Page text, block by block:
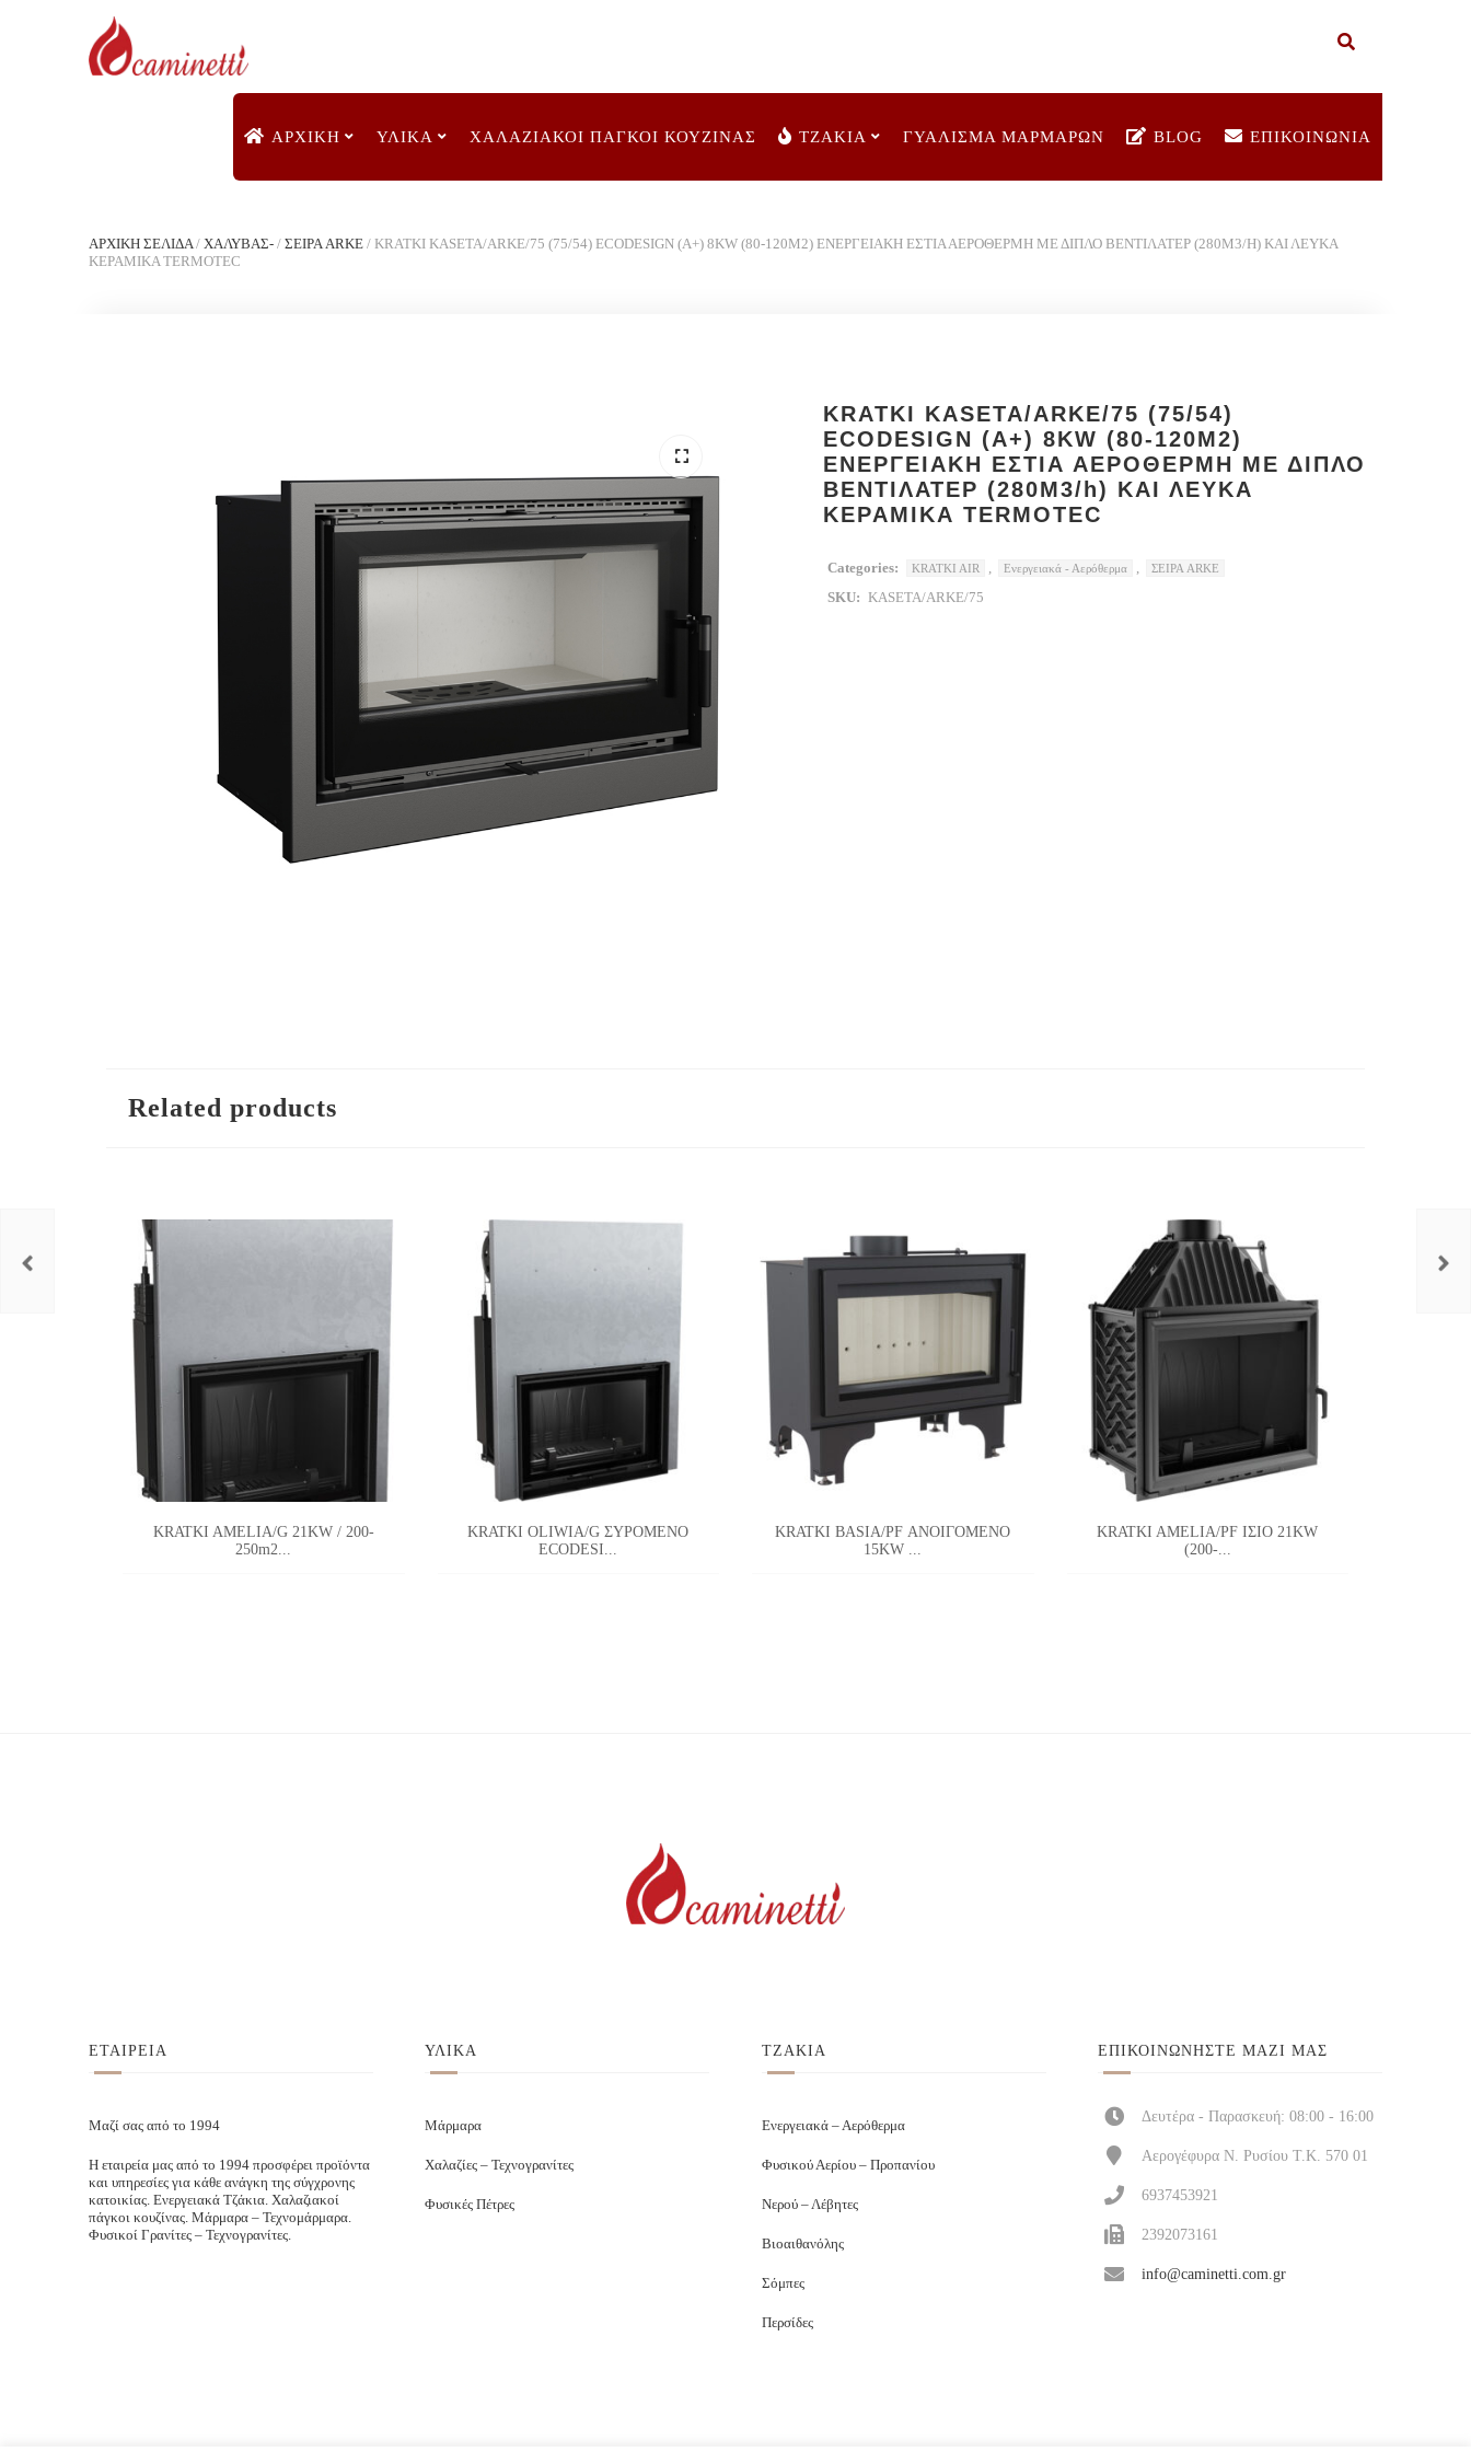
ΑΡΧΙΚΉ ΥΛΙΚΑ ΧΑΛΑΖΙΑΚΟΙ ΠΑΓΚΟΙ ΚΟΥΖΙΝΑΣ ΤΖΑΚΙΑ ΓΥΑΛΙΣΜΑ ΜΑΡΜΑΡΩΝ BLOG ΕΠΙΚΟΙΝΩΝΙΑ
ΑΡΧΙΚΉ ΣΕΛΊΔΑ / ΧΑΛΥΒΑΣ- / ΣΕΙΡΑ ARKE /KRATKI KASETA/ARKE/75 (75/54) ECODESIGN (A+) 8KW (80-120Μ2) ΕΝΕΡΓΕΙΑΚΗ ΕΣΤΙΑ ΑΕΡΟΘΕΡΜΗ ΜΕ ΔΙΠΛΟ ΒΕΝΤΙΛΑΤΕΡ (280M3/H) ΚΑΙ ΛΕΥΚΑ
ΚΕΡΑΜΙΚΑ TERMOTEC
KRATKI KASETA/ARKE/75 (75/54)
ECODESIGN (A+) 8KW (80-120Μ2)
ΕΝΕΡΓΕΙΑΚΗ ΕΣΤΙΑ ΑΕΡΟΘΕΡΜΗ ΜΕ ΔΙΠΛΟ
ΒΕΝΤΙΛΑΤΕΡ (280M3/h) ΚΑΙ ΛΕΥΚΑ
ΚΕΡΑΜΙΚΑ TERMOTEC
Categories: KRATKI AIR , Ενεργειακά - Αερόθερμα , ΣΕΙΡΑ ARKE
SKU: KASETA/ARKE/75
Related products
KRATKI AMELIA/G 21KW / 200-
250m2...
KRATKI OLIWIA/G ΣΥΡΟΜΕΝΟ
ECODESI...
KRATKI BASIA/PF ΑΝΟΙΓΟΜΕΝΟ
15KW ...
KRATKI AMELIA/PF ΙΣΙΟ 21KW
(200-...
ΕΤΑΙΡΕΙΑ
Μαζί σας από το 1994
Η εταιρεία μας από το 1994 προσφέρει προϊόντα
και υπηρεσίες για κάθε ανάγκη της σύγχρονης
κατοικίας. Ενεργειακά Τζάκια. Χαλαζιακοί
πάγκοι κουζίνας. Μάρμαρα – Τεχνομάρμαρα.
Φυσικοί Γρανίτες – Τεχνογρανίτες.
ΥΛΙΚΑ
Μάρμαρα
Χαλαζίες – Τεχνογρανίτες
Φυσικές Πέτρες
ΤΖΑΚΙΑ
Ενεργειακά – Αερόθερμα
Φυσικού Αερίου – Προπανίου
Νερού – Λέβητες
Βιοαιθανόλης
Σόμπες
Περσίδες
ΕΠΙΚΟΙΝΩΝΉΣΤΕ ΜΑΖΊ ΜΑΣ
Δευτέρα - Παρασκευή: 08:00 - 16:00
Αερογέφυρα Ν. Ρυσίου Τ.Κ. 570 01
6937453921
2392073161
info@caminetti.com.gr